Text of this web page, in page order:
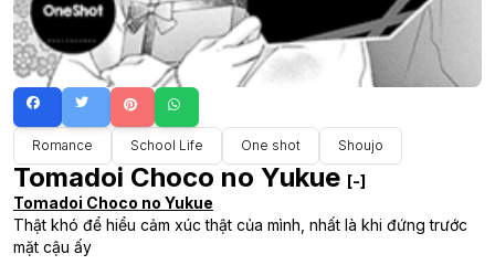
Romance School Life One shot Shoujo
Tomadoi Choco no Yukue [-]
Tomadoi Choco no Yukue
Thật khó để hiểu cảm xúc thật của mình, nhất là khi đứng trước
mặt cậu ấy